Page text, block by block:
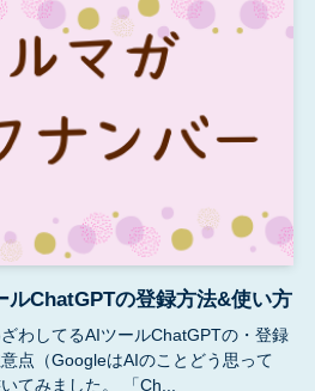
ルChatGPTの登録方法&使い方
わしてるAIツールChatGPTの・登録
点（GoogleはAIのことどう思って
てみました。 「Ch...